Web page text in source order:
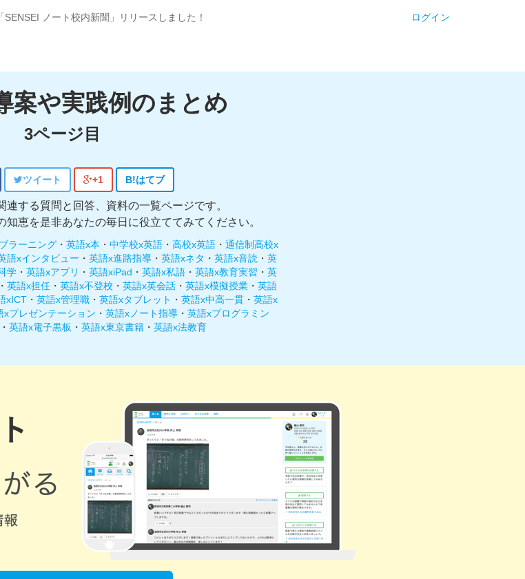
SENSEI ノート校内新聞」リリースしました！ ログイン
案や実践例のまとめ
3ページ目
ツイート +1 B!はてブ
連する質問と回答、資料の一覧ページです。
知恵を是非あなたの毎日に役立ててみてください。
ラーニング・ 英語x本 ・ 中学校x英語・ 高校x英語・ 通信制高校x
語xインタビュー ・ 英語x進路指導・ 英語xネタ ・ 英語x音読 ・ 英
学・ 英語xアプリ ・ 英語xiPad ・ 英語x私語・ 英語x教育実習 ・ 英
英語x担任・ 英語x不登校 ・ 英語x英会話・ 英語x模擬授業・ 英語
xICT・ 英語x管理職・ 英語xタブレット ・ 英語x中高一貫・ 英語x
xプレゼンテーション ・ 英語xノート指導 ・ 英語xプログラミン
・ 英語x電子黒板 ・ 英語x東京書籍 ・ 英語x法教育